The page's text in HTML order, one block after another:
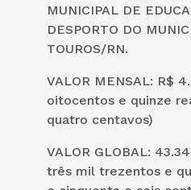
MUNICIPAL DE
DESPORTO DO
TOUROS/RN.
VALOR MENSAL: R$
oitocentos e quinze
quatro centavos)
VALOR GLOBAL:
três mil trezentos e